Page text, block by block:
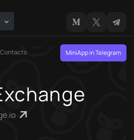
Contacts MiniApp in Telegram